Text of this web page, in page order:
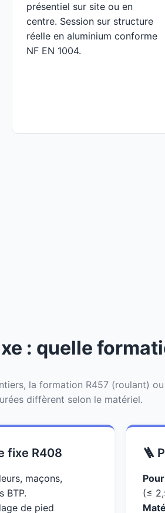
présentiel sur site ou en
centre. Session sur structure
réelle en aluminium conforme
NF EN 1004.
: quelle
la formation R457 (roulant)
diffèrent selon le matériel.
fixe R408
maçons,
BTP.
de pied
🪜
(≤